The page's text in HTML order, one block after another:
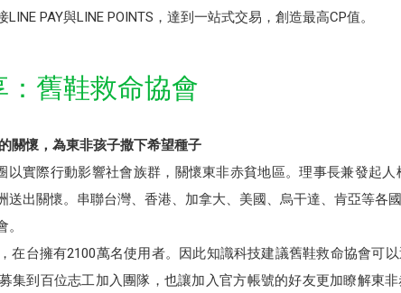
PAY與LINE POINTS，達到一站式交易，創造最高CP值。
舊鞋救命協會
關懷，為東非孩子撒下希望種子
以實際行動影響社會族群，關懷東非赤貧地區。理事長兼發起
送出關懷。串聯台灣、香港、加拿大、美國、烏干達、肯亞等各
在台擁有2100萬名使用者。因此知識科技建議舊鞋救命協會可
集到百位志工加入團隊，也讓加入官方帳號的好友更加瞭解東